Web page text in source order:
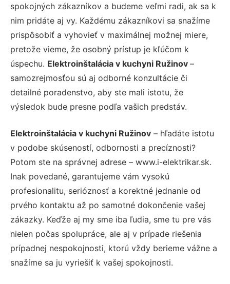
spokojných zákazníkov a budeme veľmi radi, ak sa k
nim pridáte aj vy. Každému zákazníkovi sa snažíme
prispôsobiť a vyhovieť v maximálnej možnej miere,
pretože vieme, že osobný prístup je kľúčom k
úspechu. Elektroinštalácia v kuchyni Ružinov –
samozrejmosťou sú aj odborné konzultácie či
detailné poradenstvo, aby ste mali istotu, že
výsledok bude presne podľa vašich predstáv.
Elektroinštalácia v kuchyni Ružinov – hľadáte istotu
v podobe skúseností, odbornosti a precíznosti?
Potom ste na správnej adrese – www.i-elektrikar.sk.
Inak povedané, garantujeme vám vysokú
profesionalitu, serióznosť a korektné jednanie od
prvého kontaktu až po samotné dokončenie vašej
zákazky. Keďže aj my sme iba ľudia, sme tu pre vás
nielen počas spolupráce, ale aj v prípade riešenia
prípadnej nespokojnosti, ktorú vždy berieme vážne a
snažíme sa ju vyriešiť k vašej spokojnosti.